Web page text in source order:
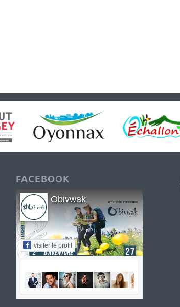
FACEBOOK
Obivwak
visiter le profil